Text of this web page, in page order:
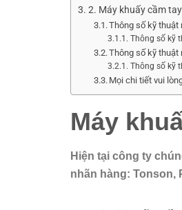
2. Máy khuấy cầm
Thông số kỹ thuật
Thông số kỹ
Thông số kỹ thuật
Thông số kỹ
Mọi chi tiết vui
Máy
Hiện tại công ty
nhãn hàng: Tonson,